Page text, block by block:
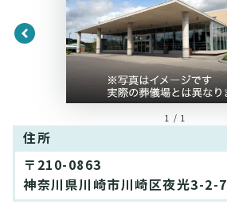
1 / 1
住所
〒210-0863
神奈川県川崎市川崎区夜光3-2-7